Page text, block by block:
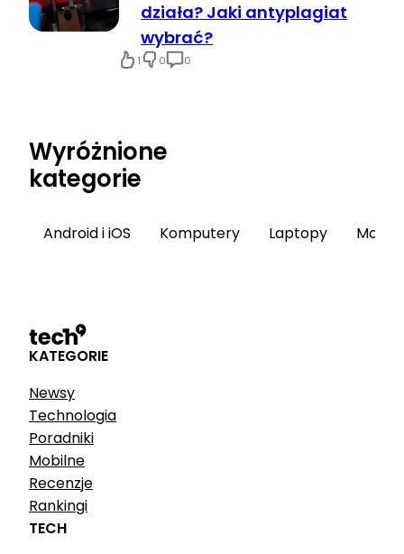
działa? Jaki antyplagiat
wybrać?
1 0 0
Wyróżnione
kategorie
Android i iOS Komputery Laptopy
KATEGORIE
Newsy
Technologia
Poradniki
Mobilne
Recenzje
Rankingi
TECH